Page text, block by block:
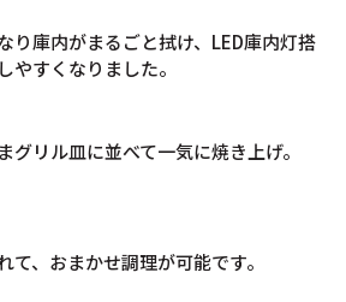
り庫内がまるごと拭け、LED庫内灯搭
やすくなりました。
グリル皿に並べて一気に焼き上げ。
て、おまかせ調理が可能です。